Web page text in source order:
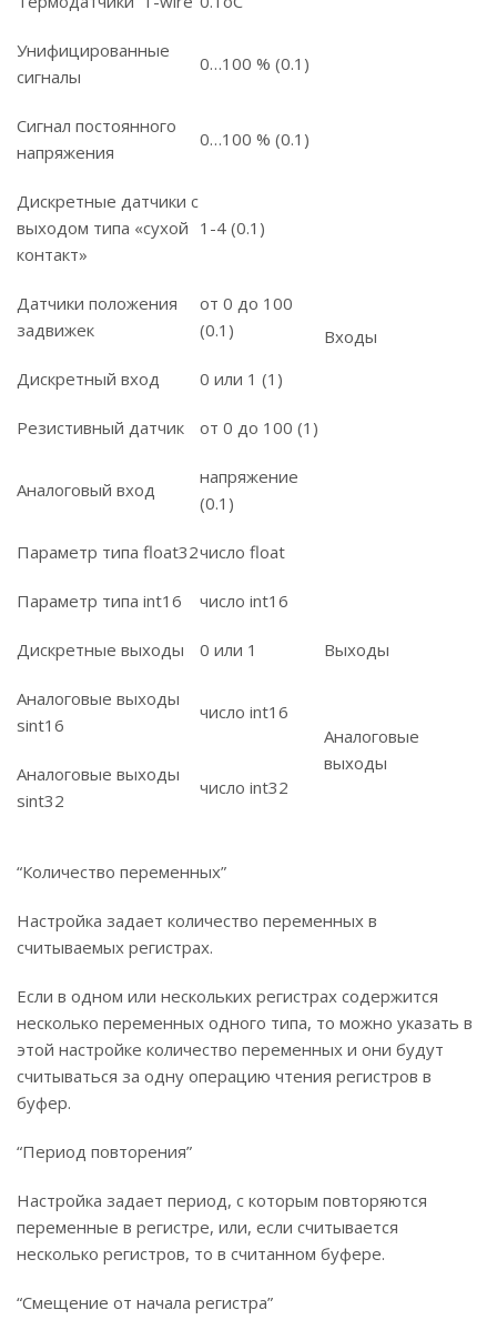
Унифицированные
сигналы
0…100 % (0.1)
Входы
Сигнал постоянного
напряжения
0…100 % (0.1)
Дискретные датчики с
выходом типа «сухой
контакт»
1-4 (0.1)
Датчики положения
задвижек
от 0 до 100
(0.1)
Дискретный вход 0 или 1 (1)
Резистивный датчик от 0 до 100 (1)
Аналоговый вход
напряжение
(0.1)
Параметр типа float32число float
Параметр типа int16 число int16
Дискретные выходы 0 или 1 Выходы
Аналоговые выходы
sint16
число int16
Аналоговые
выходы
Аналоговые выходы
sint32
число int32
“Количество переменных”
Настройка задает количество переменных в
считываемых регистрах.
Если в одном или нескольких регистрах содержится
несколько переменных одного типа, то можно указать в
этой настройке количество переменных и они будут
считываться за одну операцию чтения регистров в
буфер.
“Период повторения”
Настройка задает период, с которым повторяются
переменные в регистре, или, если считывается
несколько регистров, то в считанном буфере.
“Смещение от начала регистра”